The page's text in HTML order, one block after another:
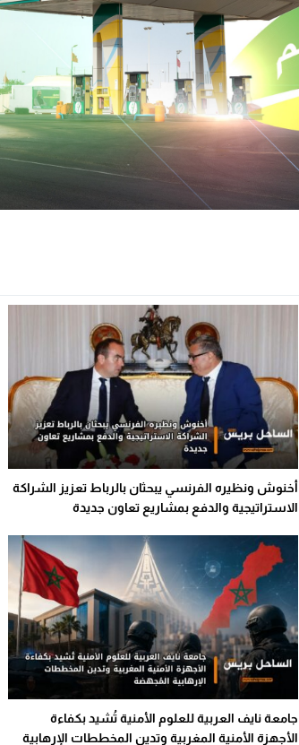
أخنوش ونظيره الفرنسي يبحثان بالرباط تعزيز الشراكة
الاستراتيجية والدفع بمشاريع تعاون جديدة
جامعة نايف العربية للعلوم الأمنية تُشيد بكفاءة
الأجهزة الأمنية المغربية وتدين المخططات الإرهابية